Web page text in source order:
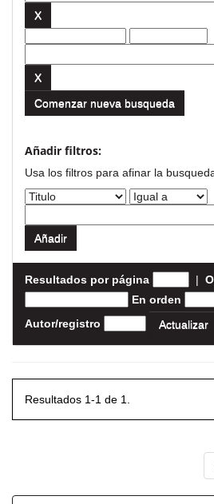
Comenzar nueva busqueda
Añadir filtros:
Usa los filtros para afinar la
Resultados por página |
En orden
Autor/registro
Resultados 1-1 de 1.